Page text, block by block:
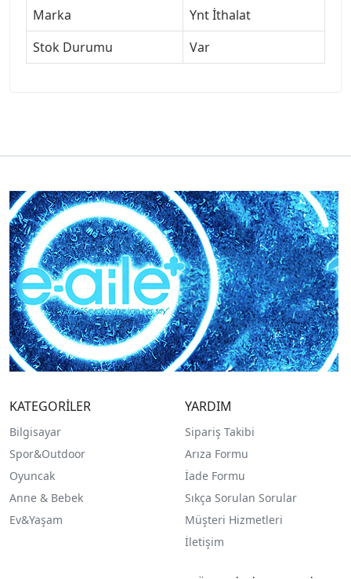
Marka
Ynt İthalat
Stok Durumu
Var
KATEGORİLER
Bilgisayar
Spor&Outdoor
Oyuncak
Anne & Bebek
Ev&Yaşam
YARDIM
Sipariş Takibi
Arıza Formu
İade Formu
Sıkça Sorulan Sorular
Müşteri Hizmetleri
İletişim